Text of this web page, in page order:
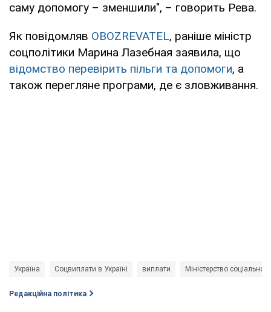
саму допомогу – зменшили", – говорить Рева.
Як повідомляв OBOZREVATEL, раніше міністр
соцполітики Марина Лазебная заявила, що
відомство перевірить пільги та допомоги, а
також перегляне програми, де є зловживання.
Україна Соцвиплати в Україні виплати Міністерство соціальної
Редакційна політика